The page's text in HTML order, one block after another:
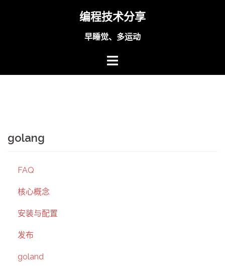
编程技术分享
早睡觉、多运动
golang
FAQ
核心概念
安装与配置
发布
goland